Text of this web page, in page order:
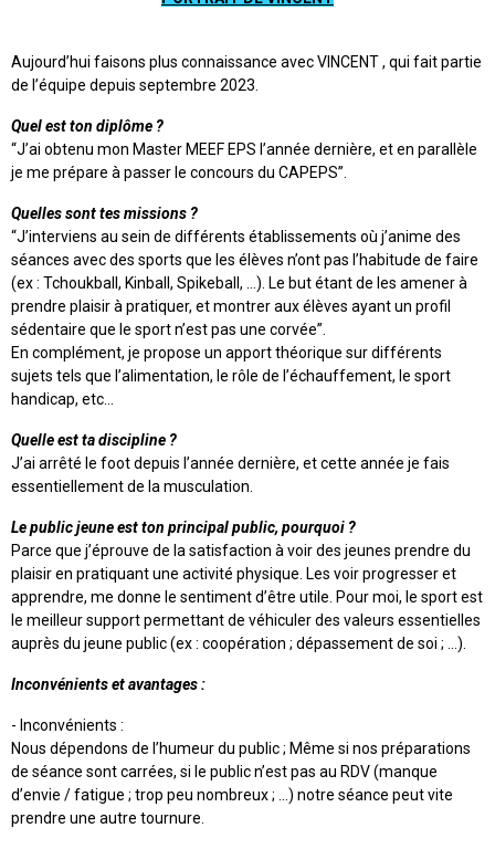
Aujourd’hui faisons plus connaissance avec VINCENT , qui fait partie
de l’équipe depuis septembre 2023.
Quel est ton diplôme ?
“J’ai obtenu mon Master MEEF EPS l’année dernière, et en parallèle
je me prépare à passer le concours du CAPEPS”.
Quelles sont tes missions ?
“J’interviens au sein de différents établissements où j’anime des
séances avec des sports que les élèves n’ont pas l’habitude de faire
(ex : Tchoukball, Kinball, Spikeball, …). Le but étant de les amener à
prendre plaisir à pratiquer, et montrer aux élèves ayant un profil
sédentaire que le sport n’est pas une corvée”.
En complément, je propose un apport théorique sur différents
sujets tels que l’alimentation, le rôle de l’échauffement, le sport
handicap, etc…
Quelle est ta discipline ?
J’ai arrêté le foot depuis l’année dernière, et cette année je fais
essentiellement de la musculation.
Le public jeune est ton principal public, pourquoi ?
Parce que j’éprouve de la satisfaction à voir des jeunes prendre du
plaisir en pratiquant une activité physique. Les voir progresser et
apprendre, me donne le sentiment d’être utile. Pour moi, le sport est
le meilleur support permettant de véhiculer des valeurs essentielles
auprès du jeune public (ex : coopération ; dépassement de soi ; …).
Inconvénients et avantages :
- Inconvénients :
Nous dépendons de l’humeur du public ; Même si nos préparations
de séance sont carrées, si le public n’est pas au RDV (manque
d’envie / fatigue ; trop peu nombreux ; …) notre séance peut vite
prendre une autre tournure.